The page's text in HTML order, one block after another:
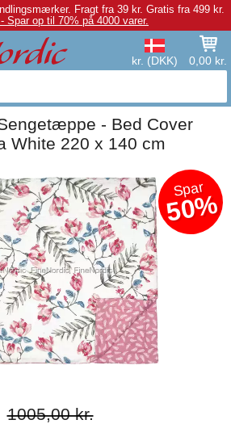
Fragt fra 39 kr. Gratis fra 499 kr.
Spar op til 70% på 4000 varer.
kr. (DKK) 0,00 kr.
- Bed Cover
White 220 x 140 cm
Spar
50%
1005,00 kr.